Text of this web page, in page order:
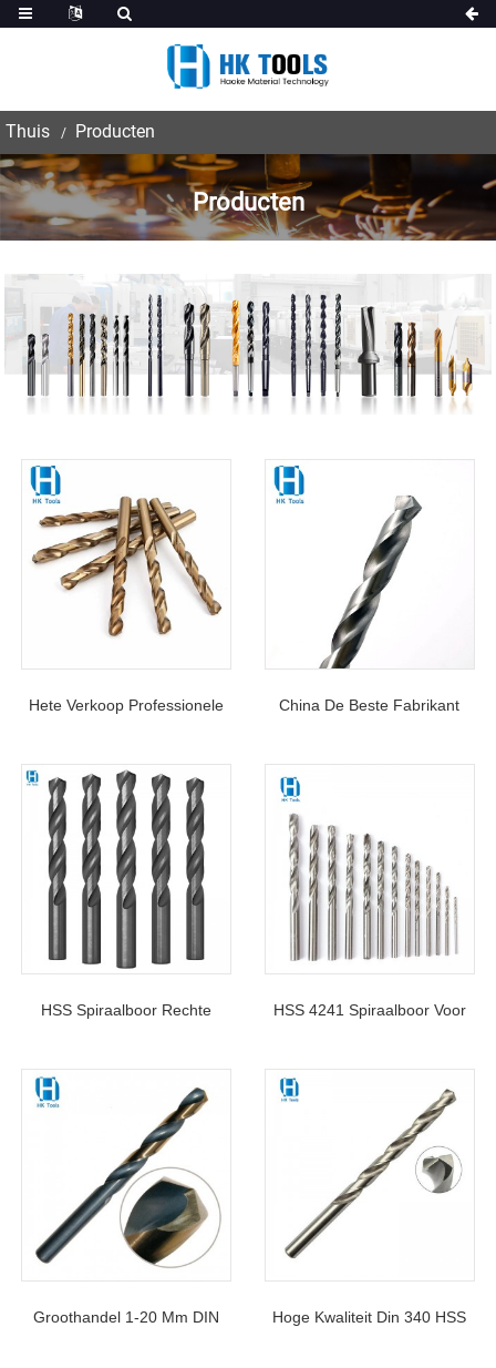
Thuis Producten
Producten
Hete Verkoop Professionele
Rechte Schacht Voor Boren
In Metaal
China De Beste Fabrikant
Spiraalboren Specificatie
Maten 1/16″ – 1″
HSS Spiraalboor Rechte
Metaal, Gietijzer, 1-20 Mm
HSS 4241 Spiraalboor Voor
Koper, Aluminium, Hout En
Groothandel 1-20 Mm DIN Hoge Kwaliteit Din 340 HSS